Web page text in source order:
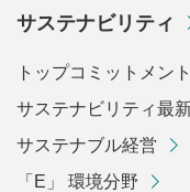
サステナビリティ
トップコミットメント
サステナビリティ最
サステナブル経営
「E」 環境分野